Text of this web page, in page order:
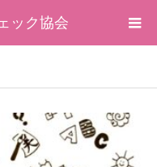
ック協会